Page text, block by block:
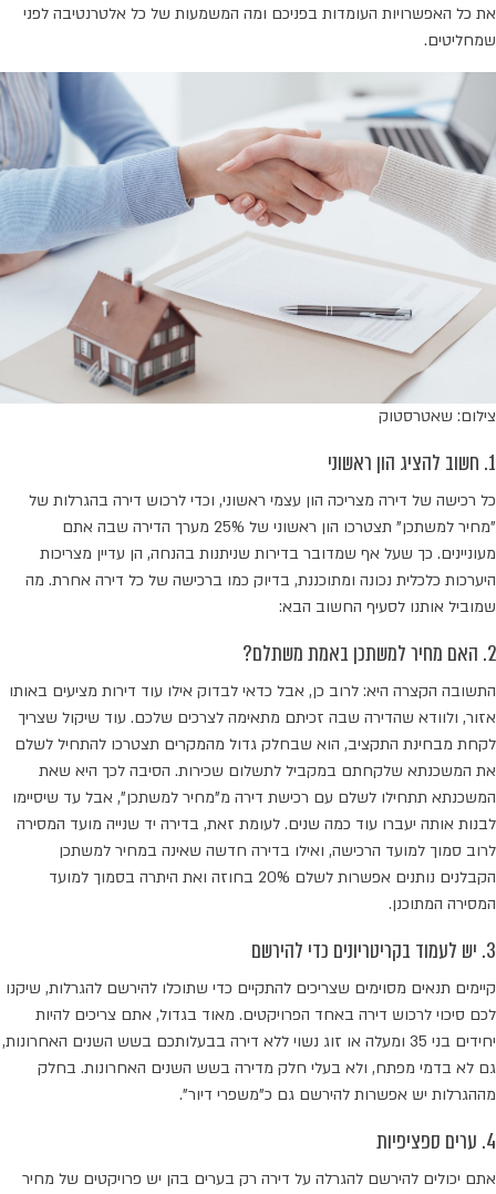
את כל האפשרויות העומדות בפניכם ומה המשמעות של כל אלטרנטיבה לפני
שמחליטים.
צילום: שאטרסטוק
1. חשוב להציג הון ראשוני
כל רכישה של דירה מצריכה הון עצמי ראשוני, וכדי לרכוש דירה בהגרלות של
"מחיר למשתכן" תצטרכו הון ראשוני של 25% מערך הדירה שבה אתם
מעוניינים. כך שעל אף שמדובר בדירות שניתנות בהנחה, הן עדיין מצריכות
היערכות כלכלית נכונה ומתוכננת, בדיוק כמו ברכישה של כל דירה אחרת. מה
שמוביל אותנו לסעיף החשוב הבא:
2. האם מחיר למשתכן באמת משתלם?
התשובה הקצרה היא: לרוב כן, אבל כדאי לבדוק אילו עוד דירות מציעים באותו
אזור, ולוודא שהדירה שבה זכיתם מתאימה לצרכים שלכם. עוד שיקול שצריך
לקחת מבחינת התקציב, הוא שבחלק גדול מהמקרים תצטרכו להתחיל לשלם
את המשכנתא שלקחתם במקביל לתשלום שכירות. הסיבה לכך היא שאת
המשכנתא תתחילו לשלם עם רכישת דירה מ"מחיר למשתכן", אבל עד שיסיימו
לבנות אותה יעברו עוד כמה שנים. לעומת זאת, בדירה יד שנייה מועד המסירה
לרוב סמוך למועד הרכישה, ואילו בדירה חדשה שאינה במחיר למשתכן
הקבלנים נותנים אפשרות לשלם 20% בחוזה ואת היתרה בסמוך למועד
המסירה המתוכנן.
3. יש לעמוד בקריטריונים כדי להירשם
קיימים תנאים מסוימים שצריכים להתקיים כדי שתוכלו להירשם להגרלות, שיקנו
לכם סיכוי לרכוש דירה באחד הפרויקטים. מאוד בגדול, אתם צריכים להיות
יחידים בני 35 ומעלה או זוג נשוי ללא דירה בבעלותכם בשש השנים האחרונות,
גם לא בדמי מפתח, ולא בעלי חלק מדירה בשש השנים האחרונות. בחלק
מההגרלות יש אפשרות להירשם גם כ"משפרי דיור".
4. ערים ספציפיות
אתם יכולים להירשם להגרלה על דירה רק בערים בהן יש פרויקטים של מחיר